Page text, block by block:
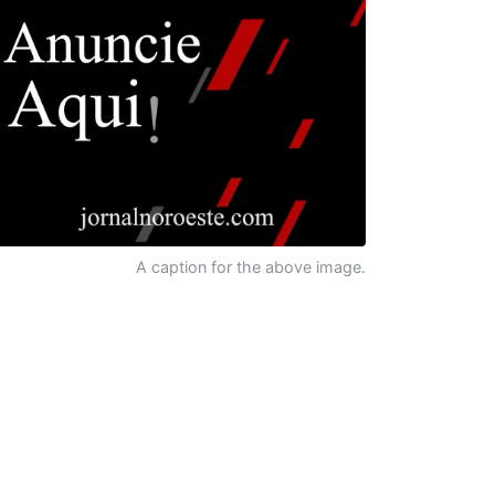
A caption for the above image.